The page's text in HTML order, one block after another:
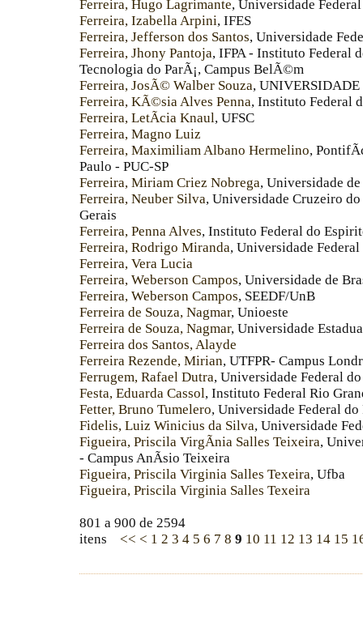
Ferreira, Hugo Lagrimante, Universidade
Ferreira, Izabella Arpini, IFES
Ferreira, Jefferson dos Santos, Universidade
Ferreira, Jhony Pantoja, IFPA - Instituto Federal
Tecnologia do ParÃ¡, Campus BelÃ©m
Ferreira, JosÃ© Walber Souza,
Ferreira, KÃ©sia Alves Penna, Instituto Federal
Ferreira, LetÃ­cia Knaul, UFSC
Ferreira, Magno Luiz
Ferreira, Maximiliam Albano Hermelino,
Paulo - PUC-SP
Ferreira, Miriam Criez Nobrega, Universidade
Ferreira, Neuber Silva, Universidade Cruzeiro
Gerais
Ferreira, Penna Alves, Instituto Federal do
Ferreira, Rodrigo Miranda, Universidade
Ferreira, Vera Lucia
Ferreira, Weberson Campos, Universidade de
Ferreira, Weberson Campos, SEEDF/UnB
Ferreira de Souza, Nagmar, Unioeste
Ferreira de Souza, Nagmar, Universidade
Ferreira dos Santos, Alayde
Ferreira Rezende, Mirian, UTFPR- Campus
Ferrugem, Rafael Dutra, Universidade Federal
Festa, Eduarda Cassol, Instituto Federal Rio
Fetter, Bruno Tumelero, Universidade Federal
Fidelis, Luiz Winicius da Silva, Universidade
Figueira, Priscila VirgÃ­nia Salles Teixeira,
- Campus AnÃ­sio Teixeira
Figueira, Priscila Virginia Salles Texeira, Ufba
Figueira, Priscila Virginia Salles Texeira
801 a 900 de 2594
itens << < 1 2 3 4 5 6 7 8 9 10 11 12 13 14 15